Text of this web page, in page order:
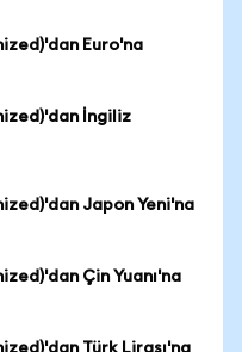
Euro'na
İngiliz
Japon Yeni'na
Çin Yuanı'na
Türk Lirası'na